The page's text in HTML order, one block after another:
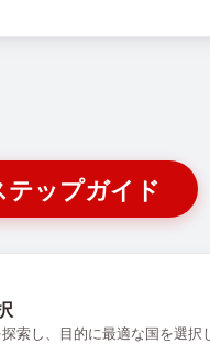
テップガイド
索し、目的に最適な国を選択